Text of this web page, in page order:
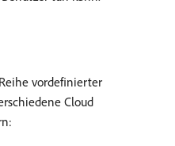
vordefinierter
Cloud